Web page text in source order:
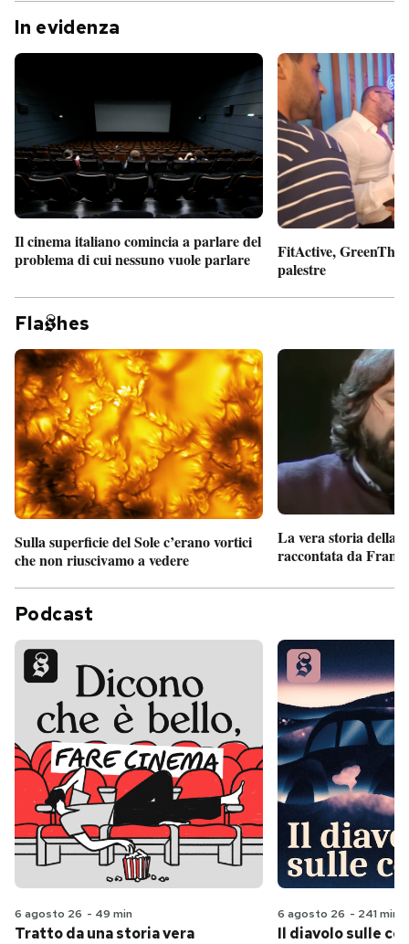
In evidenza
Il cinema italiano comincia a parlare del
problema di cui nessuno vuole parlare
FitActive,
palestre
Fla hes
Sulla superficie del Sole c’erano vortici
che non riuscivamo a vedere
La vera storia della
raccontata da
Podcast
6 agosto 26 - 49 min
Tratto da una storia vera
6 agosto 26 - 241 min
Il diavolo sulle